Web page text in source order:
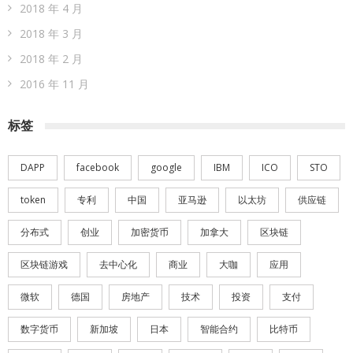
2018 年 4 月
2018 年 3 月
2018 年 2 月
2016 年 11 月
标签
DAPP facebook google IBM ICO STO
token 专利 中国 亚马逊 以太坊 供应链
分布式 创业 加密货币 加拿大 区块链
区块链游戏 去中心化 商业 大咖 应用
微软 德国 房地产 技术 投资 支付
数字货币 新加坡 日本 智能合约 比特币